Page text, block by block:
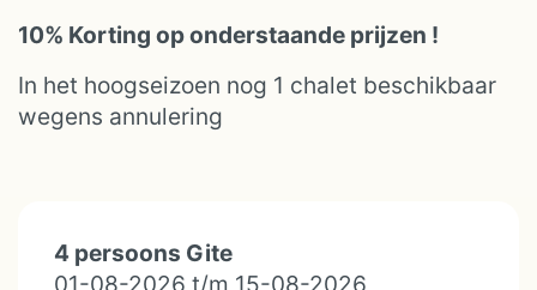
10% Korting op onderstaande prijzen !
In het hoogseizoen nog 1 chalet beschikbaar
wegens annulering
4 persoons Gite
01-08-2026 t/m 15-08-2026